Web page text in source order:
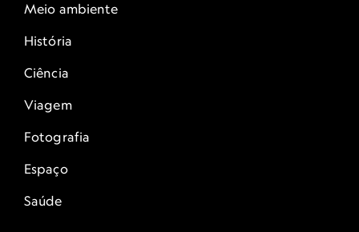
Meio ambiente
História
Ciência
Viagem
Fotografia
Espaço
Saúde